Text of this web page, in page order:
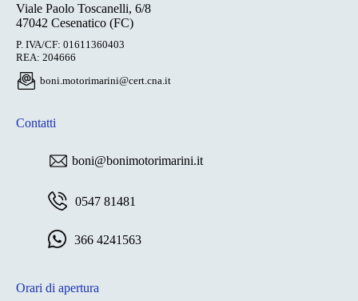
Viale Paolo Toscanelli, 6/8
47042 Cesenatico (FC)
P. IVA/CF: 01611360403
REA: 204666
boni.motorimarini@cert.cna.it
Contatti
boni@bonimotorimarini.it
0547 81481
366 4241563
Orari di apertura